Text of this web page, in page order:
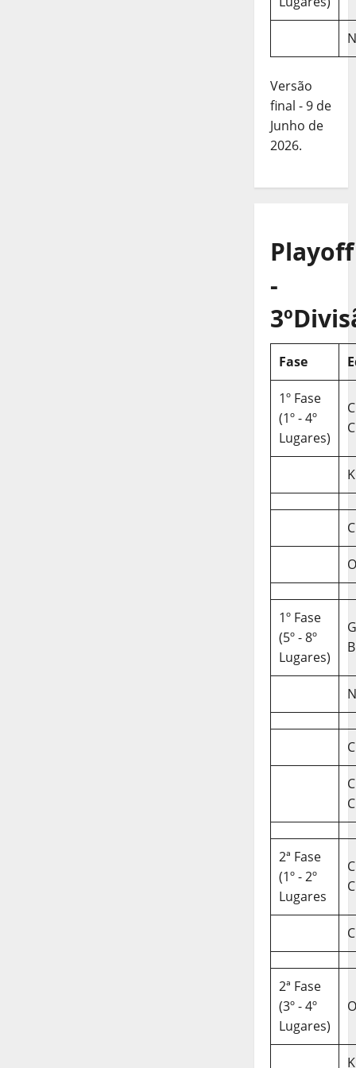
Versão
final - 9 de
Junho de
2026.
Playoff
-
Fase
1º Fase
(1º - 4º
Lugares)
C
1º Fase
(5º - 8º
Lugares)
B
C
2ª Fase
(1º - 2º
Lugares
C
2ª Fase
(3º - 4º
Lugares)